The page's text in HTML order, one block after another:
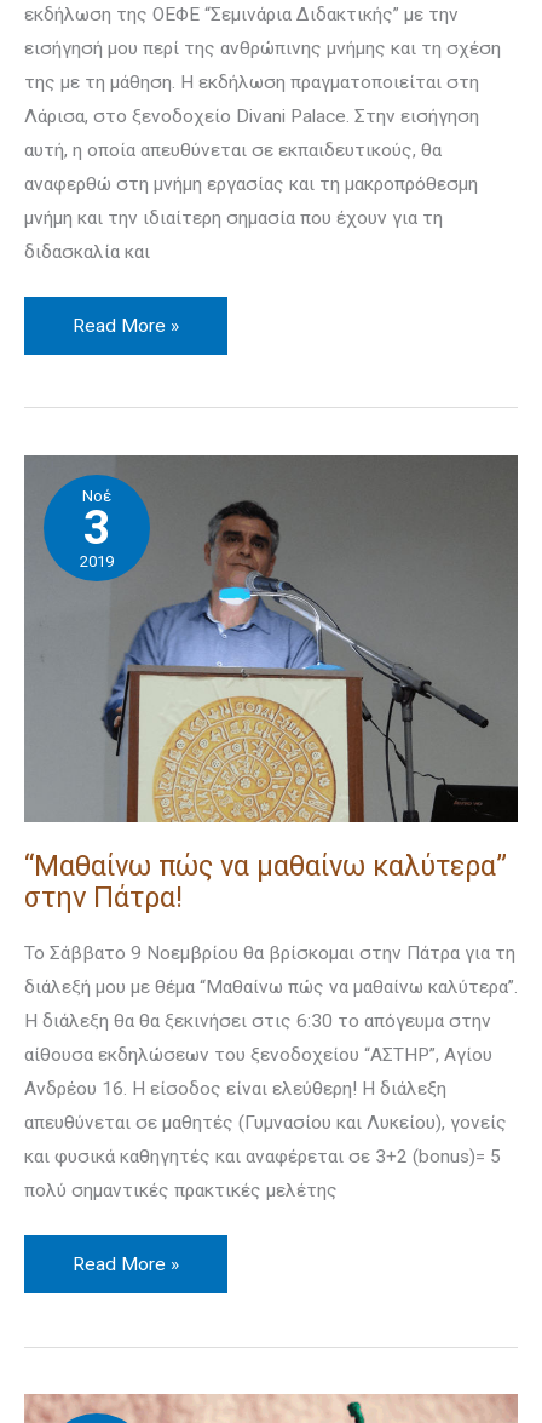
εκδήλωση της ΟΕΦΕ “Σεμινάρια Διδακτικής” με την
εισήγησή μου περί της ανθρώπινης μνήμης και τη σχέση
της με τη μάθηση. Η εκδήλωση πραγματοποιείται στη
Λάρισα, στο ξενοδοχείο Divani Palace. Στην εισήγηση
αυτή, η οποία απευθύνεται σε εκπαιδευτικούς, θα
αναφερθώ στη μνήμη εργασίας και τη μακροπρόθεσμη
μνήμη και την ιδιαίτερη σημασία που έχουν για τη
διδασκαλία και
Read More »
Νοέ
3
2019
“Μαθαίνω πώς να μαθαίνω καλύτερα”
στην Πάτρα!
Το Σάββατο 9 Νοεμβρίου θα βρίσκομαι στην Πάτρα για τη
διάλεξή μου με θέμα “Μαθαίνω πώς να μαθαίνω καλύτερα”.
Η διάλεξη θα θα ξεκινήσει στις 6:30 το απόγευμα στην
αίθουσα εκδηλώσεων του ξενοδοχείου “ΑΣΤΗΡ”, Αγίου
Ανδρέου 16. Η είσοδος είναι ελεύθερη! Η διάλεξη
απευθύνεται σε μαθητές (Γυμνασίου και Λυκείου), γονείς
και φυσικά καθηγητές και αναφέρεται σε 3+2 (bonus)= 5
πολύ σημαντικές πρακτικές μελέτης
“Μαθαίνω
πώς
να
μαθαίνω
καλύτερα”
Πάτρα!
Read More »
Ύπνος